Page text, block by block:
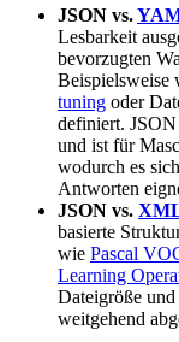
JSON vs.
Lesbarkeit
bevorzugten
Beispielsweise
tuning oder
definiert. JSON
und ist für
wodurch es
Antworten
JSON vs.
basierte
wie Pascal
Learning
Dateigröße
weitgehend